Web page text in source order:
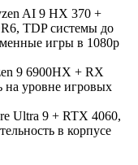
AI 9 HX 370 +
TDP системы до
игры в 1080p
9 6900HX + RX
на уровне игровых
Ultra 9 + RTX 4060,
в корпусе